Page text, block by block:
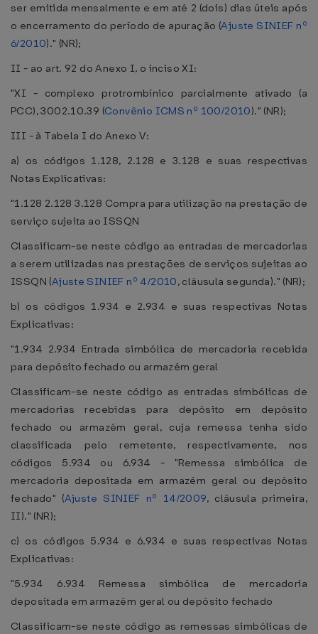
ser emitida mensalmente e em até 2 (dois) dias úteis após
o encerramento do período de apuração (Ajuste SINIEF nº
6/2010)." (NR);
II - ao art. 92 do Anexo I, o inciso XI:
"XI - complexo protrombínico parcialmente ativado (a
PCC), 3002.10.39 (Convênio ICMS nº 100/2010)." (NR);
III - à Tabela I do Anexo V:
a) os códigos 1.128, 2.128 e 3.128 e suas respectivas
Notas Explicativas:
"1.128 2.128 3.128 Compra para utilização na prestação de
serviço sujeita ao ISSQN
Classificam-se neste código as entradas de mercadorias
a serem utilizadas nas prestações de serviços sujeitas ao
ISSQN (Ajuste SINIEF nº 4/2010, cláusula segunda)." (NR);
b) os códigos 1.934 e 2.934 e suas respectivas Notas
Explicativas:
"1.934 2.934 Entrada simbólica de mercadoria recebida
para depósito fechado ou armazém geral
Classificam-se neste código as entradas simbólicas de
mercadorias recebidas para depósito em depósito
fechado ou armazém geral, cuja remessa tenha sido
classificada pelo remetente, respectivamente, nos
códigos 5.934 ou 6.934 - "Remessa simbólica de
mercadoria depositada em armazém geral ou depósito
fechado" (Ajuste SINIEF nº 14/2009, cláusula primeira,
II)." (NR);
c) os códigos 5.934 e 6.934 e suas respectivas Notas
Explicativas:
"5.934 6.934 Remessa simbólica de mercadoria
depositada em armazém geral ou depósito fechado
Classificam-se neste código as remessas simbólicas de